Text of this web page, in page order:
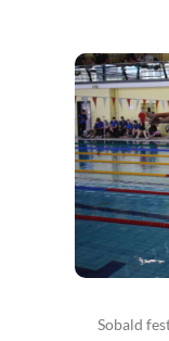
Sobald